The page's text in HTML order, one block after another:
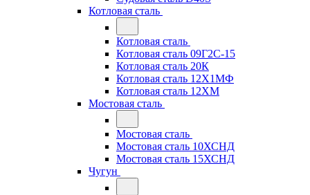
Котловая сталь
Котловая сталь
Котловая сталь 09Г2С-15
Котловая сталь 20К
Котловая сталь 12Х1МФ
Котловая сталь 12ХМ
Мостовая сталь
Мостовая сталь
Мостовая сталь 10ХСНД
Мостовая сталь 15ХСНД
Чугун